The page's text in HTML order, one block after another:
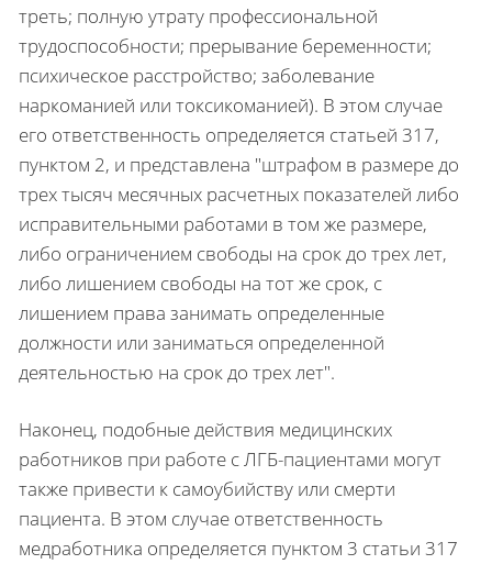
треть; полную утрату профессиональной
трудоспособности; прерывание беременности;
психическое расстройство; заболевание
наркоманией или токсикоманией). В этом случае
его ответственность определяется статьей 317,
пунктом 2, и представлена "штрафом в размере до
трех тысяч месячных расчетных показателей либо
исправительными работами в том же размере,
либо ограничением свободы на срок до трех лет,
либо лишением свободы на тот же срок, с
лишением права занимать определенные
должности или заниматься определенной
деятельностью на срок до трех лет".
Наконец, подобные действия медицинских
работников при работе с ЛГБ-пациентами могут
также привести к самоубийству или смерти
пациента. В этом случае ответственность
медработника определяется пунктом 3 статьи 317